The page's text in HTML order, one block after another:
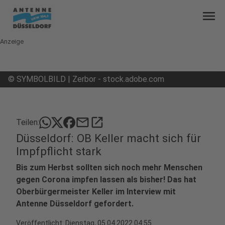
menu
Anzeige
© SYMBOLBILD | Zerbor - stock.adobe.com
Teilen: mailopen_in_new
Düsseldorf: OB Keller macht sich für
Impfpflicht stark
Bis zum Herbst sollten sich noch mehr Menschen
gegen Corona impfen lassen als bisher! Das hat
Oberbürgermeister Keller im Interview mit
Antenne Düsseldorf gefordert.
Veröffentlicht: Dienstag, 05.04.2022 04:55